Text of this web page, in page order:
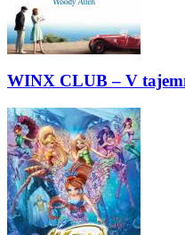
WINX CLUB – V